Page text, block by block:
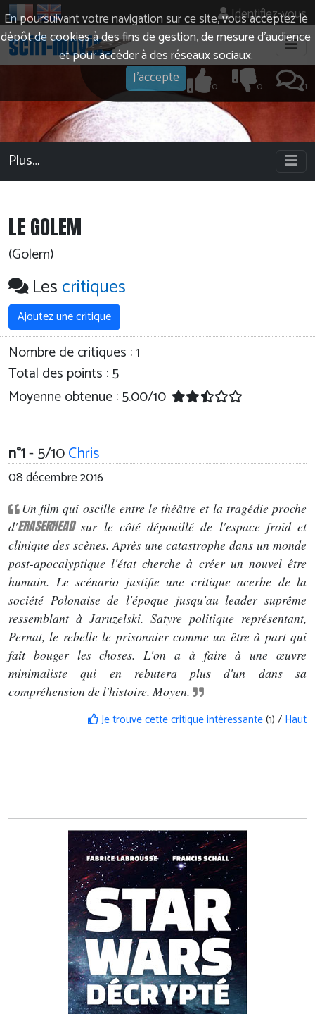
En poursuivant votre navigation sur ce site, vous acceptez le
dépôt de cookies à des fins de gestion, de mesure d’audience
et pour accéder à des réseaux sociaux.
J'accepte
Identifiez-vous
1
0
0
Plus…
LE GOLEM
(Golem)
Lescritiques
Ajoutez une critique
Nombre de critiques :1
Total des points : 5
Moyenne obtenue :5.00/10
n°1- 5/10Chris
08 décembre 2016
Un film qui oscille entre le théâtre et la tragédie proche
d'ERASERHEADsur le côté dépouillé de l'espace froid et
clinique des scènes. Après une catastrophe dans un monde
post-apocalyptique l'état cherche à créer un nouvel être
humain. Le scénario justifie une critique acerbe de la
société Polonaise de l'époque jusqu'au leader suprême
ressemblant à Jaruzelski. Satyre politique représentant,
Pernat, le rebelle le prisonnier comme un être à part qui
fait bouger les choses. L'on a à faire à une œuvre
minimaliste qui en rebutera plus d'un dans sa
compréhension de l'histoire. Moyen.
Je trouve cette critique intéressante(1) / Haut